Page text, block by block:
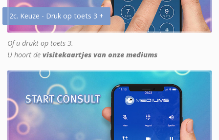
2c. Keuze - Druk op toets 3 +
Of u drukt op toets 3.
U hoort de visitekaartjes van onze mediums